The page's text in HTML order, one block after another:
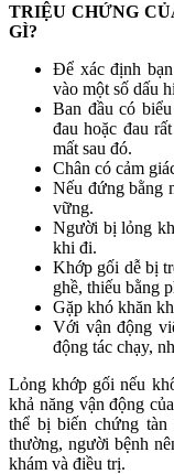
TRIỆU CHỨNG
GÌ?
Để xác định
vào một số dấu
Ban đầu có
đau hoặc đau
mất sau đó.
Chân có cảm
Nếu đứng bằng
vững.
Người bị lỏng
khi đi.
Khớp gối dễ bị
ghề, thiếu bằng
Gặp khó khăn
Với vận động
động tác chạy,
Lỏng khớp gối nếu
khả năng vận động
thể bị biến chứng
thường, người bệnh
khám và điều trị.